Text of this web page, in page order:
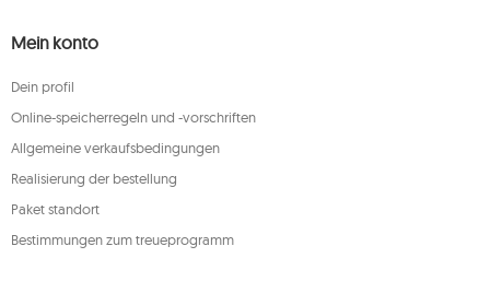
Mein konto
Dein profil
Online-speicherregeln und -vorschriften
Allgemeine verkaufsbedingungen
Realisierung der bestellung
Paket standort
Bestimmungen zum treueprogramm